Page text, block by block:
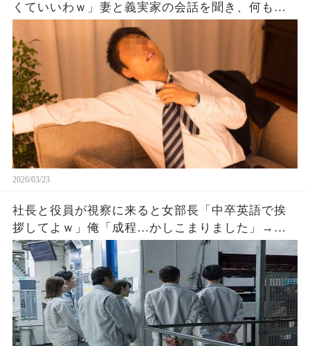
くていいわｗ」妻と義実家の会話を聞き、何も言
わず家を出たところ…
2026/03/23
社長と役員が視察に来ると女部長「中卒英語で挨
拶してよｗ」俺「成程…かしこまりました」→彼
女の悪事を英語で暴露した結果ｗ